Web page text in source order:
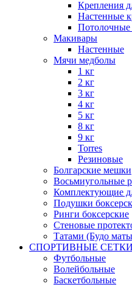
Крепления
Настенные
Макивары
Настенные
Мячи медболы
1 кг
2 кг
3 кг
4 кг
5 кг
8 кг
9 кг
Torres
Резиновые
Болгарские мешки
Восьмиугольные
Комплектующие
Подушки
Ринги боксерские
Стеновые
Татами (Будо
СПОРТИВНЫЕ СЕТКИ
Футбольные
Волейбольные
Баскетбольные